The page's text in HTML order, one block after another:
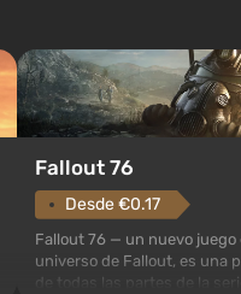
Fallout 76
Desde €0.17
Fallout 76 — un nuevo juego
universo de Fallout, es una
de todas las partes de la